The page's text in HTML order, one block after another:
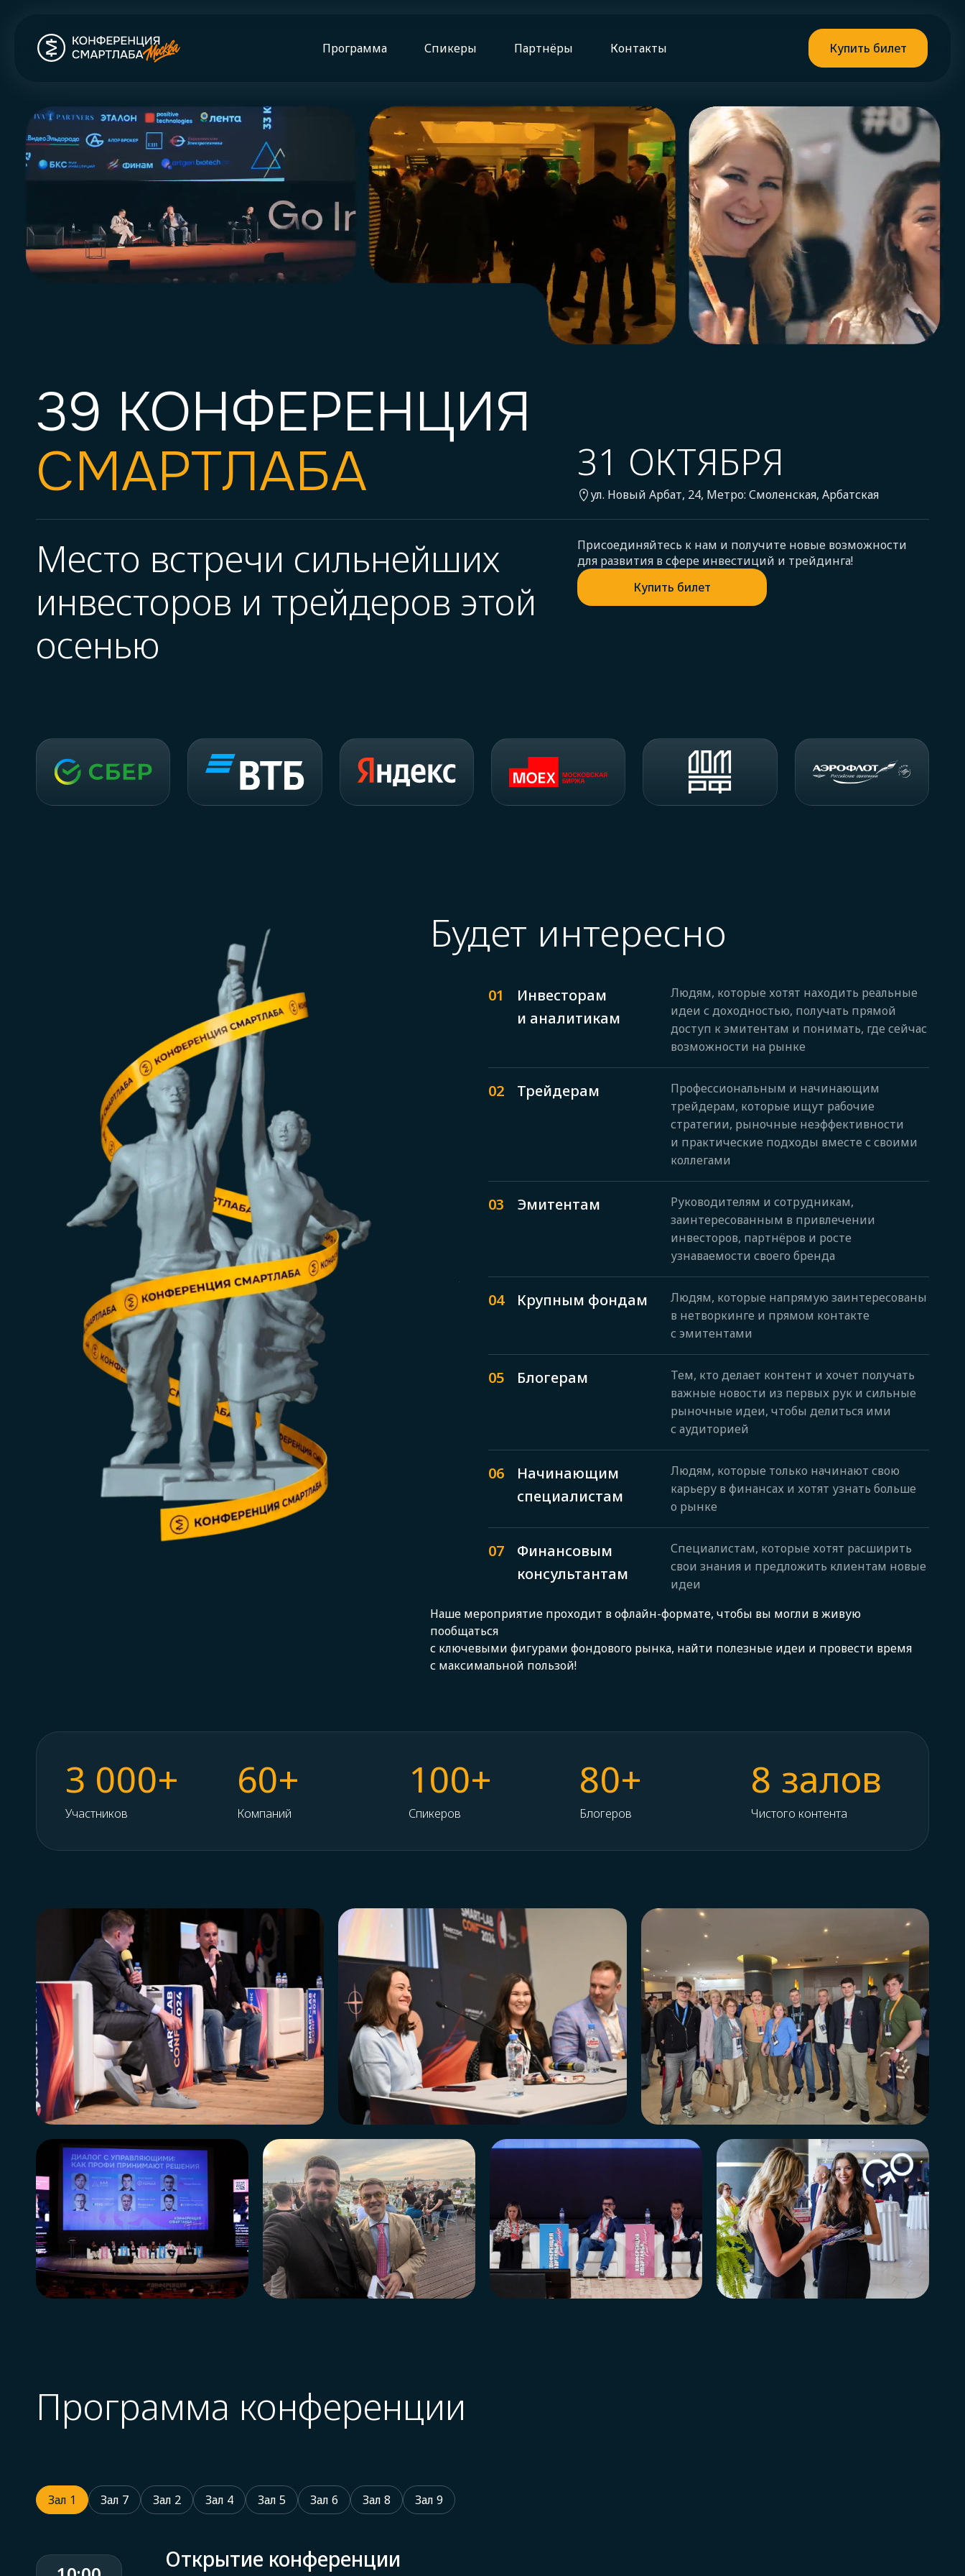
Программа Спикеры Партнёры Контакты Купить билет
39 КОНФЕРЕНЦИЯ
СМАРТЛАБА
31 ОКТЯБРЯ
ул. Новый Арбат, 24, Метро: Смоленская, Арбатская
Место встречи сильнейших
инвесторов и трейдеров этой
осенью
Присоединяйтесь к нам и получите новые возможности
для развития в сфере инвестиций и трейдинга!
Купить билет
Будет интересно
01
Инвесторам
и аналитикам
Людям, которые хотят находить реальные
идеи с доходностью, получать прямой
доступ к эмитентам и понимать, где сейчас
возможности на рынке
02 Трейдерам
Профессиональным и начинающим
трейдерам, которые ищут рабочие
стратегии, рыночные неэффективности
и практические подходы вместе с своими
коллегами
03 Эмитентам
Руководителям и сотрудникам,
заинтересованным в привлечении
инвесторов, партнёров и росте
узнаваемости своего бренда
04 Крупным фондам
Людям, которые напрямую заинтересованы
в нетворкинге и прямом контакте
с эмитентами
05 Блогерам
Тем, кто делает контент и хочет получать
важные новости из первых рук и сильные
рыночные идеи, чтобы делиться ими
с аудиторией
06
Начинающим
специалистам
Людям, которые только начинают свою
карьеру в финансах и хотят узнать больше
о рынке
07
Финансовым
консультантам
Специалистам, которые хотят расширить
свои знания и предложить клиентам новые
идеи
Наше мероприятие проходит в офлайн-формате, чтобы вы могли в живую
пообщаться
с ключевыми фигурами фондового рынка, найти полезные идеи и провести время
с максимальной пользой!
3 000+
Участников
60+
Компаний
100+
Спикеров
80+
Блогеров
8 залов
Чистого контента
Программа конференции
Зал 1 Зал 7 Зал 2 Зал 4 Зал 5 Зал 6 Зал 8 Зал 9
Открытие конференции